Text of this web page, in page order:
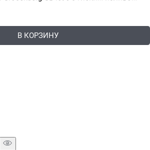
В КОРЗИНУ